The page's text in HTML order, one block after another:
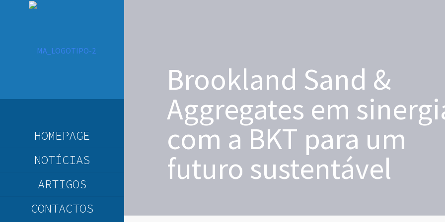
HOMEPAGE
NOTÍCIAS
ARTIGOS
CONTACTOS
Brookland Sand &
Aggregates em
com a BKT para um
futuro sustentável